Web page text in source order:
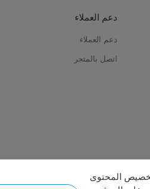
دعم العملاء
دعم العملاء
اتصل بالمتجر
المحتوى